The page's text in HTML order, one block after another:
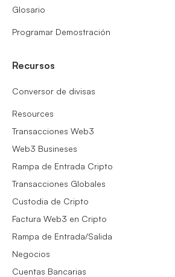
Glosario
Programar Demostración
Recursos
Conversor de divisas
Resources
Transacciones Web3
Web3 Busineses
Rampa de Entrada Cripto
Transacciones Globales
Custodia de Cripto
Factura Web3 en Cripto
Rampa de Entrada/Salida
Negocios
Cuentas Bancarias